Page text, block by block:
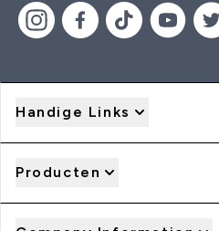
Handige Links
Producten